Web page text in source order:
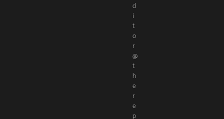
d
i
t
o
r
@
t
h
e
r
e
p